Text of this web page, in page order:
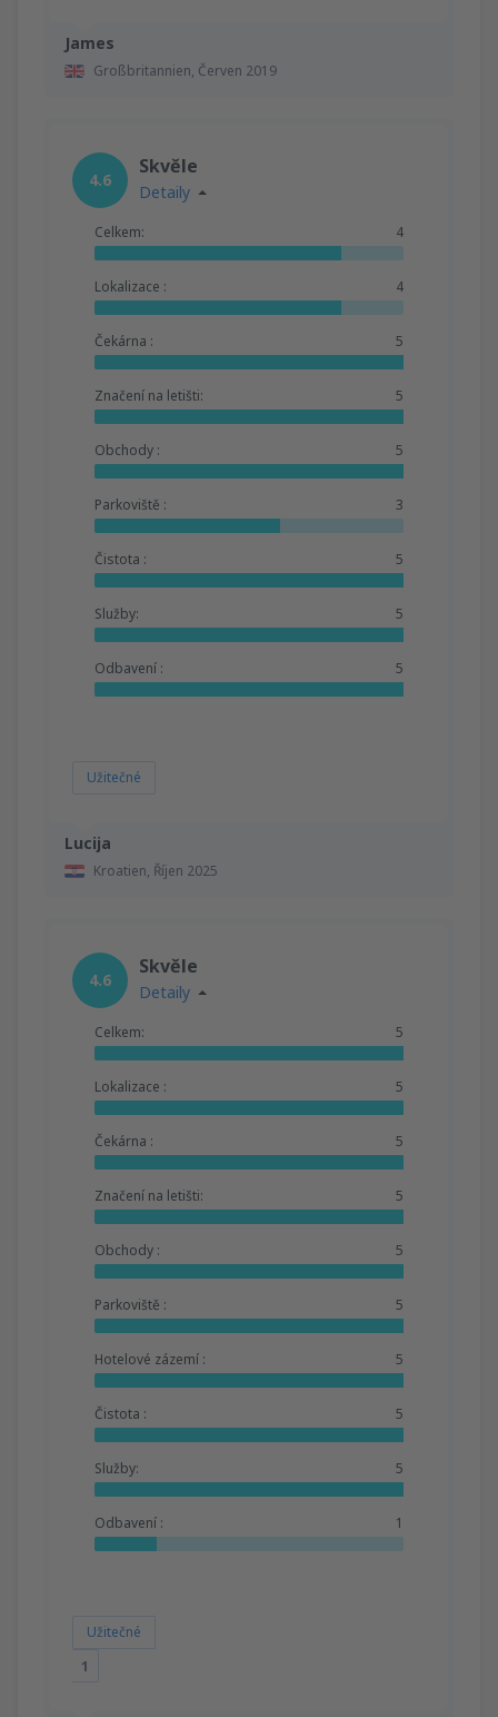
James
Großbritannien, Červen 2019
Lucija
Kroatien, Říjen 2025
4.6
Skvěle
Detaily
Celkem: 4
Lokalizace : 4
Čekárna : 5
Značení na letišti: 5
Obchody : 5
Parkoviště : 3
Čistota : 5
Služby: 5
Odbavení : 5
Užitečné
4.6
Skvěle
Detaily
Celkem: 5
Lokalizace : 5
Čekárna : 5
Značení na letišti: 5
Obchody : 5
Parkoviště : 5
Hotelové zázemí : 5
Čistota : 5
Služby: 5
Odbavení : 1
Užitečné
1